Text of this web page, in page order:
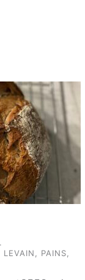
LEVAIN PAINS